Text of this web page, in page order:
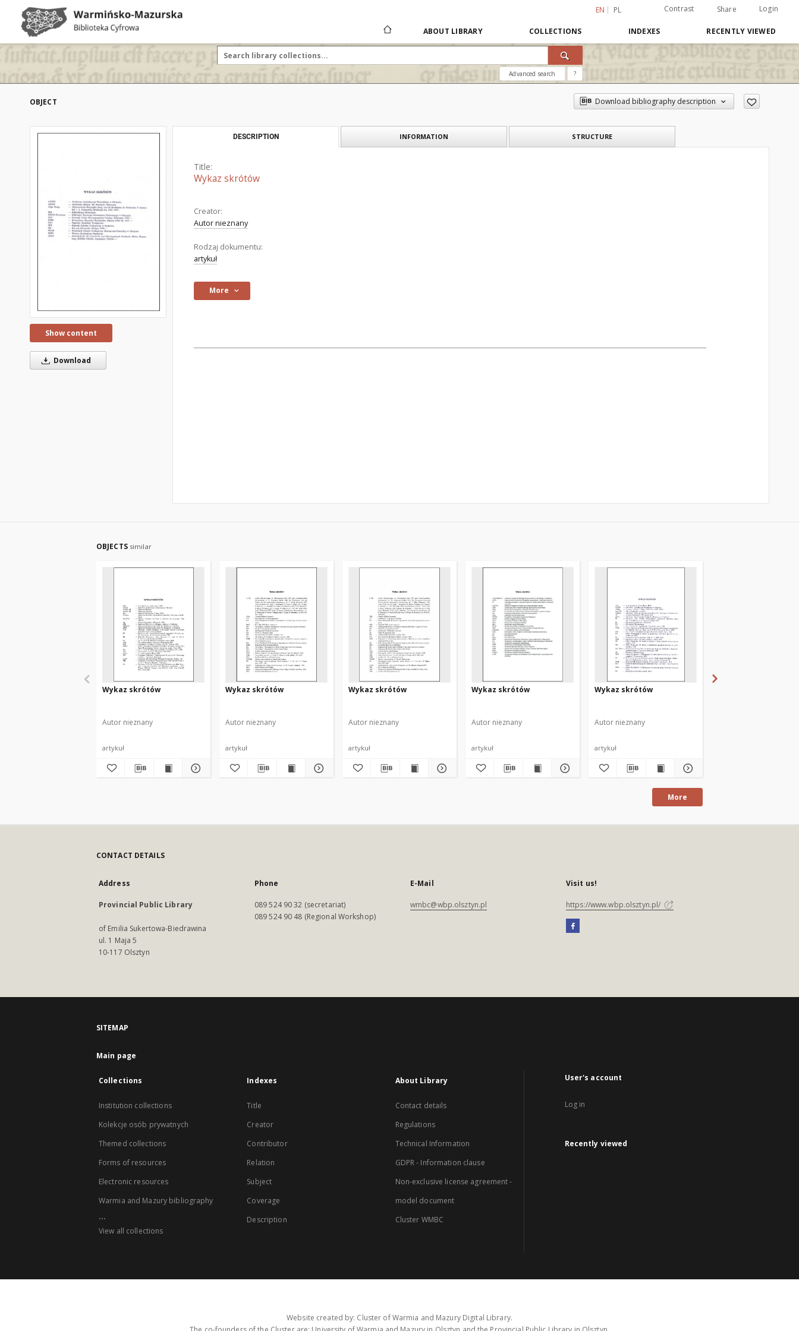
EN PL Contrast Share Login
ABOUT LIBRARY COLLECTIONS INDEXES RECENTLY VIEWED
Advanced search ?
OBJECT Download bibliography description
Show content
Download
DESCRIPTION INFORMATION STRUCTURE
Title:
Wykaz skrótów
Creator:
Autor nieznany
Rodzaj dokumentu:
artykuł
More
OBJECTS similar
Wykaz skrótów
Autor nieznany
artykuł
Wykaz skrótów
Autor nieznany
artykuł
Wykaz skrótów
Autor nieznany
artykuł
Wykaz skrótów
Autor nieznany
artykuł
Wykaz skrótów
Autor nieznany
artykuł
More
CONTACT DETAILS
Address
Provincial Public Library
of Emilia Sukertowa-Biedrawina
ul. 1 Maja 5
10-117 Olsztyn
Phone
089 524 90 32 (secretariat)
089 524 90 48 (Regional Workshop)
E-Mail
wmbc@wbp.olsztyn.pl
Visit us!
https://www.wbp.olsztyn.pl/
SITEMAP
Main page
Collections
Institution collections
Kolekcje osób prywatnych
Themed collections
Forms of resources
Electronic resources
Warmia and Mazury bibliography
...
View all collections
Indexes
Title
Creator
Contributor
Relation
Subject
Coverage
Description
About Library
Contact details
Regulations
Technical Information
GDPR - Information clause
Non-exclusive license agreement -
model document
Cluster WMBC
User's account
Log in
Recently viewed
Website created by: Cluster of Warmia and Mazury Digital Library.